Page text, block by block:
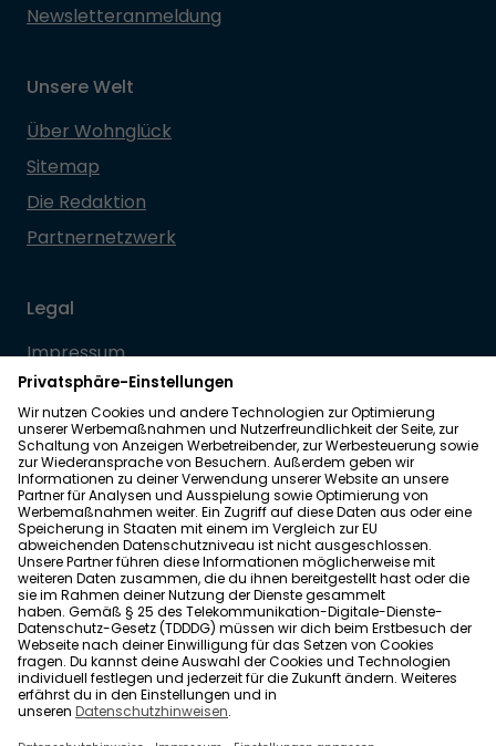
Newsletteranmeldung
Unsere Welt
Über Wohnglück
Sitemap
Die Redaktion
Partnernetzwerk
Legal
Impressum
Datenschutz
Allgemeine Geschäftsbedingungen
Barrierefreiheit
Wohnglück folgen